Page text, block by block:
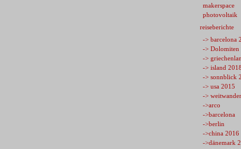
makerspace
photovoltaik
reiseberichte
-> barcelona
-> Dolomiten
->
-> island 2018
-> sonnblick
-> usa 2015
->
->arco
->barcelona
->berlin
->china 2016
->dänemark